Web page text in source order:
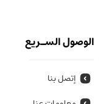
الوصول السـريع
إتصل بنا